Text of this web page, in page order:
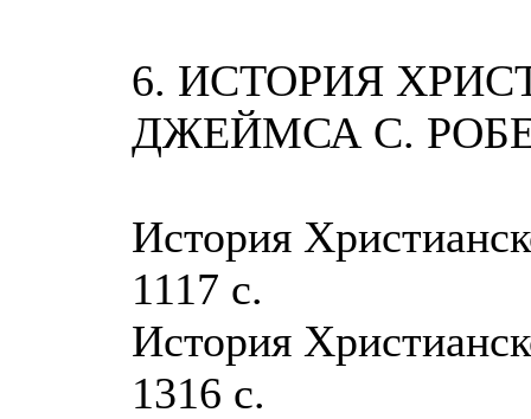
6. ИСТОРИЯ
ДЖЕЙМСА С.
История
1117 с.
История
1316 с.